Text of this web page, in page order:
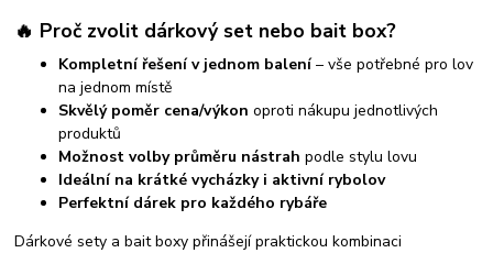
🔥 Proč zvolit dárkový set nebo bait box?
Kompletní řešení v jednom balení– vše potřebné pro lov
na jednom místě
Skvělý poměr cena/výkon oproti nákupu jednotlivých
produktů
Možnost volby průměru nástrah podle stylu lovu
Ideální na krátké vycházky i aktivní rybolov
Perfektní dárek pro každého rybáře
Dárkové sety a bait boxy přinášejí praktickou kombinaci